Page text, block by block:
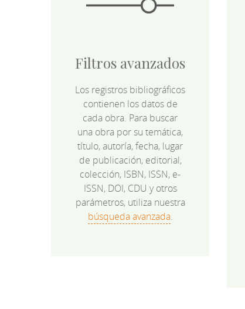
Filtros avanzados
Los registros bibliográficos
contienen los datos de
cada obra. Para buscar
una obra por su temática,
título, autoría, fecha, lugar
de publicación, editorial,
colección, ISBN, ISSN, e-
ISSN, DOI, CDU y otros
parámetros, utiliza nuestra
búsqueda avanzada.